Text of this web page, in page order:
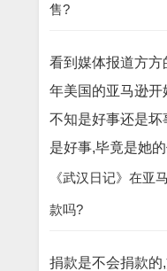
售?
看到媒体报道方
年美国的亚马逊
不知是好事还是
是好事,毕竟是她
《武汉日记》在亚
款吗?
捐款是不会捐款